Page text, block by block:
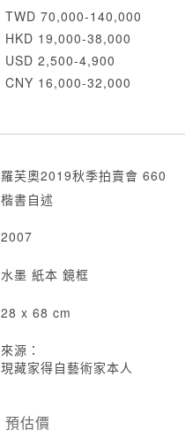
TWD 70,000-140,000
HKD 19,000-38,000
USD 2,500-4,900
CNY 16,000-32,000
羅芙奧2019秋季拍賣會 660
楷書自述
2007
水墨 紙本 鏡框
28 x 68 cm
來源：
現藏家得自藝術家本人
預估價